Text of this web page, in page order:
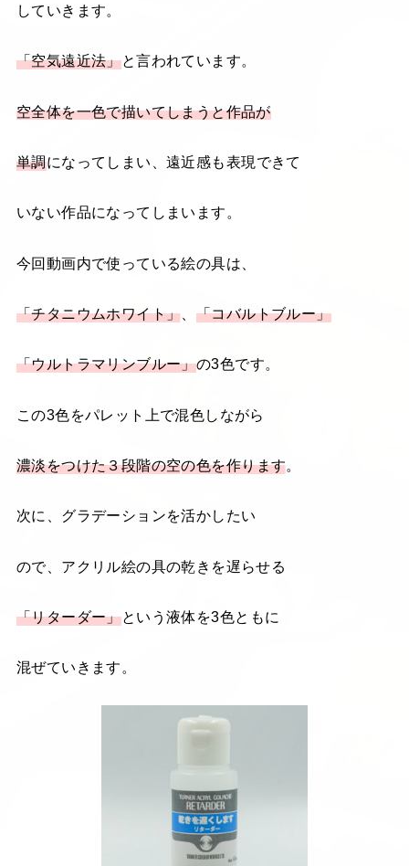
していきます。
「空気遠近法」と言われています。
空全体を一色で描いてしまうと作品が
単調になってしまい、遠近感も表現できて
いない作品になってしまいます。
今回動画内で使っている絵の具は、
「チタニウムホワイト」 「コバルトブルー」
「ウルトラマリンブルー」の3色です。
この3色をパレット上で混色しながら
濃淡をつけた３段階の空の色を作ります。
次に、グラデーションを活かしたい
ので、アクリル絵の具の乾きを遅らせる
「リターダー」という液体を3色ともに
混ぜていきます。